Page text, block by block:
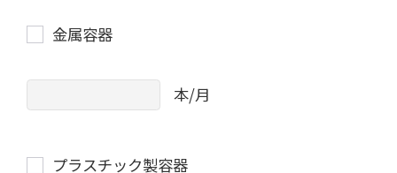
金属容器
本/月
プラスチック製容器